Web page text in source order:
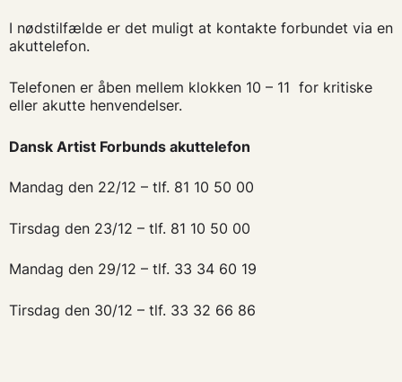
I nødstilfælde er det muligt at kontakte forbundet via en
akuttelefon.
Telefonen er åben mellem klokken 10 – 11 for kritiske
eller akutte henvendelser.
Dansk Artist Forbunds akuttelefon
Mandag den 22/12 – tlf. 81 10 50 00
Tirsdag den 23/12 – tlf. 81 10 50 00
Mandag den 29/12 – tlf. 33 34 60 19
Tirsdag den 30/12 – tlf. 33 32 66 86